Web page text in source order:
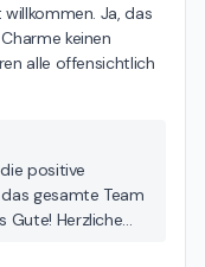
Ja, das
keinen
alle offensichtlich
positive
gesamte Team